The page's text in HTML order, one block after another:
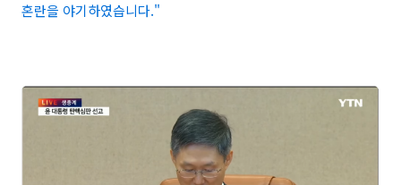
혼란을 야기하였습니다."